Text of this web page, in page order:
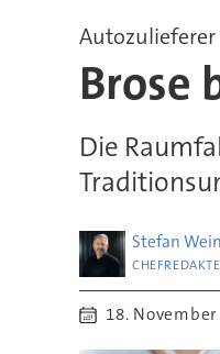
Brose
Die
Stefan
18.